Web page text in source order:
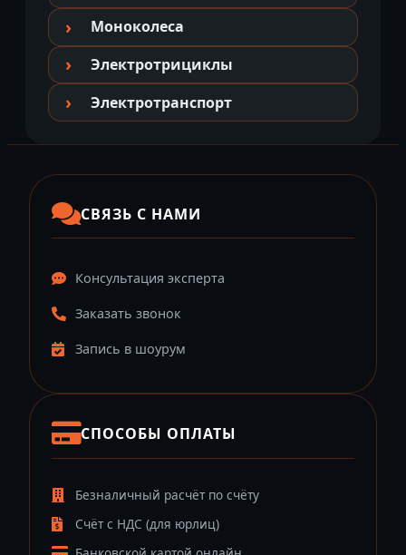
Моноколеса
Электротрициклы
Электротранспорт
СВЯЗЬ С НАМИ
Консультация эксперта
Заказать звонок
Запись в шоурум
СПОСОБЫ ОПЛАТЫ
Безналичный расчёт по счёту
Счёт с НДС (для юрлиц)